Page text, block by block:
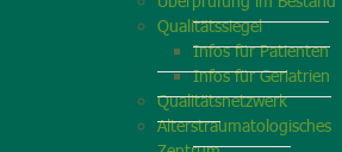
Qualitätssiegel
Infos für Patienten
Infos für Geriatrien
Qualitätsnetzwerk
Alterstraumatologisches